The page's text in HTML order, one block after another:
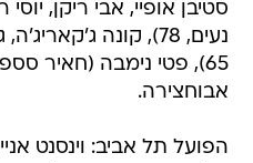
סטיבן אופיי, אבי ריקן, יוסי
נעים, 78), קונה
אבוחצירה.
הפועל תל אביב: וינסנט